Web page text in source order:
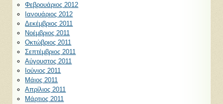
Φεβρουάριος 2012
Ιανουάριος 2012
Δεκέμβριος 2011
Νοέμβριος 2011
Οκτώβριος 2011
Σεπτέμβριος 2011
Αύγουστος 2011
Ιούνιος 2011
Μάιος 2011
Απρίλιος 2011
Μάρτιος 2011